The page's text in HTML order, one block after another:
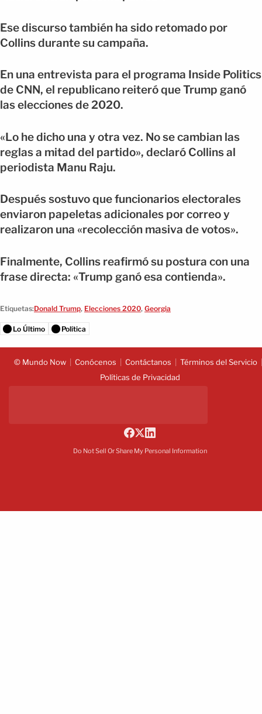
Ese discurso también ha sido retomado por
Collins durante su campaña.
En una entrevista para el programa Inside Politics
de CNN, el republicano reiteró que Trump ganó
las elecciones de 2020.
«Lo he dicho una y otra vez. No se cambian las
reglas a mitad del partido», declaró Collins al
periodista Manu Raju.
Después sostuvo que funcionarios electorales
enviaron papeletas adicionales por correo y
realizaron una «recolección masiva de votos».
Finalmente, Collins reafirmó su postura con una
frase directa: «Trump ganó esa contienda».
Etiquetas:Donald Trump, Elecciones 2020, Georgia
Lo Último Política
© Mundo Now Conócenos Contáctanos
Términos del Servicio
Políticas de Privacidad
Do Not Sell Or Share My Personal Information